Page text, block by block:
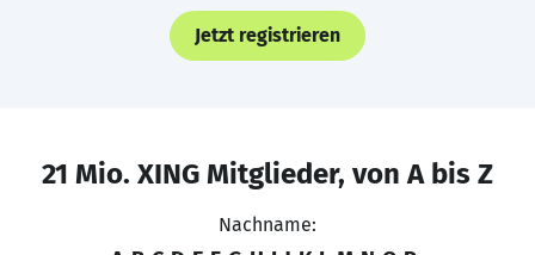
Jetzt registrieren
21 Mio. XING Mitglieder, von A bis Z
Nachname: